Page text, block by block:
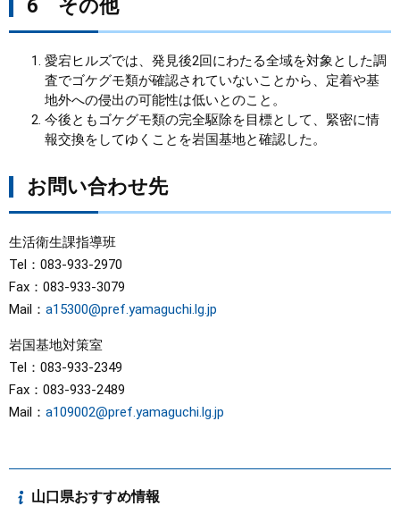
6 その他
愛宕ヒルズでは、発見後2回にわたる全域を対象とした調
査でゴケグモ類が確認されていないことから、定着や基
地外への侵出の可能性は低いとのこと。
今後ともゴケグモ類の完全駆除を目標として、緊密に情
報交換をしてゆくことを岩国基地と確認した。
お問い合わせ先
生活衛生課指導班
Tel：083-933-2970
Fax：083-933-3079
Mail： a15300@pref.yamaguchi.lg.jp
岩国基地対策室
Tel：083-933-2349
Fax：083-933-2489
Mail： a109002@pref.yamaguchi.lg.jp
山口県おすすめ情報